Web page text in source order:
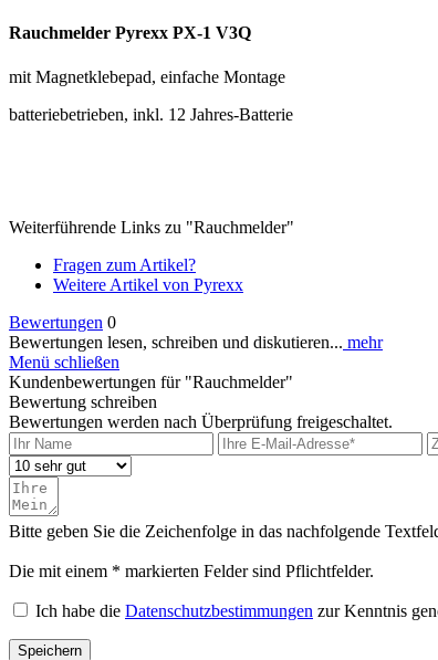
Rauchmelder Pyrexx PX-1 V3Q
mit Magnetklebepad, einfache Montage
batteriebetrieben, inkl. 12 Jahres-Batterie
Weiterführende Links zu "Rauchmelder"
Fragen zum Artikel?
Weitere Artikel von Pyrexx
Bewertungen 0
Bewertungen lesen, schreiben und diskutieren... mehr
Menü schließen
Kundenbewertungen für "Rauchmelder"
Bewertung schreiben
Bewertungen werden nach Überprüfung freigeschaltet.
Bitte geben Sie die Zeichenfolge in das nachfolgende
Die mit einem * markierten Felder sind Pflichtfelder.
Ich habe die Datenschutzbestimmungen zur Kenntnis
Speichern